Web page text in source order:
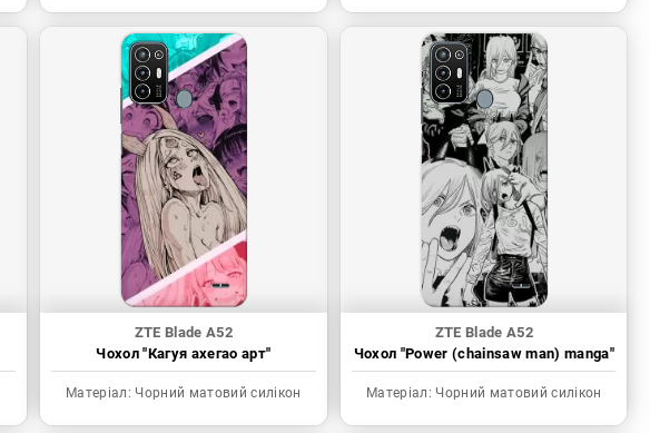
ZTE Blade A52
Чохол "Кагуя ахегао арт"
Матеріал: Чорний матовий силікон
ZTE Blade A52
Чохол "Power (chainsaw man) manga"
Матеріал: Чорний матовий силікон